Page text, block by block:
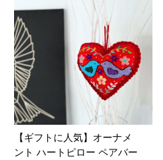
【ギフトに人気】オーナメ
ント ハートピロー ペアバー